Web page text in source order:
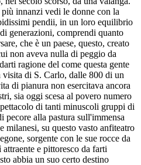
innanzi vedi le donne con la
pendii, in un loro equilibrio
generazioni, comprendi quanto
che è un paese, questo, creato
non aveva nulla di peggio da
ragione del come questa gente
di S. Carlo, dalle 800 di un
di pianura non esercitava ancora
sia oggi scesa al povero numero
di tanti minuscoli gruppi di
pecore alla pastura sull'immensa
milanesi, su questo vasto anfiteatro
sorgente con le sue rocce da
e pittoresco da farti
abbia un suo certo destino